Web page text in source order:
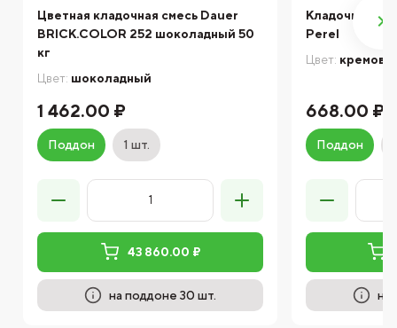
Цветная кладочная смесь Dauer
BRICK.COLOR 252 шоколадный 50
кг
Цвет: шоколадный
1 462.00 ₽
Поддон 1 шт.
43 860.00 ₽
на поддоне 30 шт.
Кладочная
Perel
Цвет:
668.00 ₽
Поддон
на